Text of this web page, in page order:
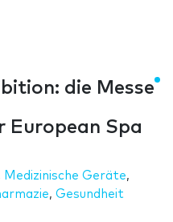
die Messe
European Spa
Medizinische Geräte,
, Gesundheit